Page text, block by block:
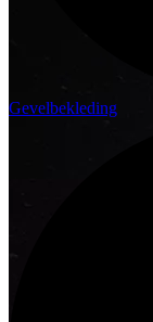
Gevelbekleding